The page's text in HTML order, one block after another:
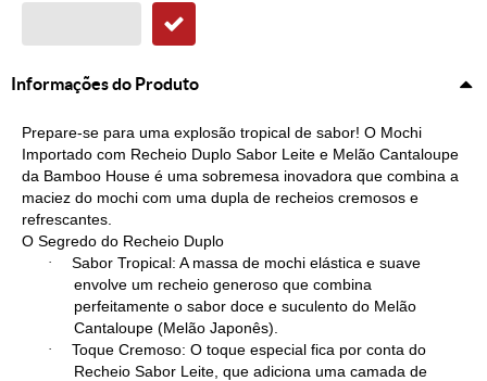
Informações do Produto
Prepare-se para uma explosão tropical de sabor! O Mochi
Importado com Recheio Duplo Sabor Leite e Melão Cantaloupe
da Bamboo House é uma sobremesa inovadora que combina a
maciez do mochi com uma dupla de recheios cremosos e
refrescantes.
O Segredo do Recheio Duplo
·
Sabor Tropical: A massa de mochi elástica e suave
envolve um recheio generoso que combina
perfeitamente o sabor doce e suculento do Melão
Cantaloupe (Melão Japonês).
·
Toque Cremoso: O toque especial fica por conta do
Recheio Sabor Leite, que adiciona uma camada de